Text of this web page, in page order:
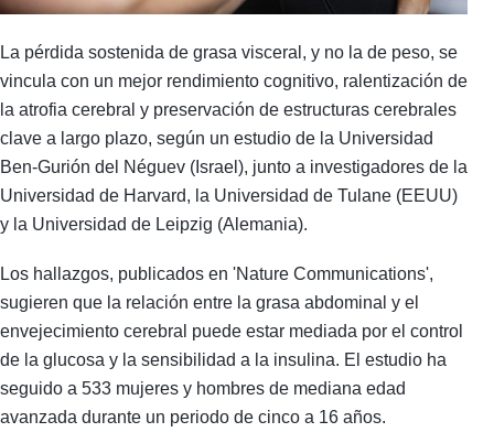
La pérdida sostenida de grasa visceral, y no la de peso, se
vincula con un mejor rendimiento cognitivo, ralentización de
la atrofia cerebral y preservación de estructuras cerebrales
clave a largo plazo, según un estudio de la Universidad
Ben-Gurión del Néguev (Israel), junto a investigadores de la
Universidad de Harvard, la Universidad de Tulane (EEUU)
y la Universidad de Leipzig (Alemania).
Los hallazgos, publicados en 'Nature Communications',
sugieren que la relación entre la grasa abdominal y el
envejecimiento cerebral puede estar mediada por el control
de la glucosa y la sensibilidad a la insulina. El estudio ha
seguido a 533 mujeres y hombres de mediana edad
avanzada durante un periodo de cinco a 16 años.